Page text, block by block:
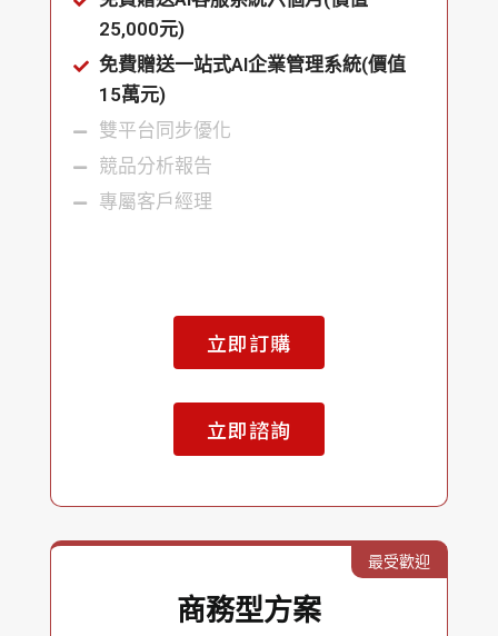
25,000元)
免費贈送一站式AI企業管理系統(價值
15萬元)
雙平台同步優化
競品分析報告
專屬客戶經理
立即訂購
立即諮詢
最受歡迎
商務型方案